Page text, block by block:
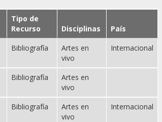
Tipo de
Recurso
Disciplinas
País
Bibliografía
Artes en
vivo
Internacional
Bibliografía
Artes en
vivo
Bibliografía
Artes en
vivo
Internacional